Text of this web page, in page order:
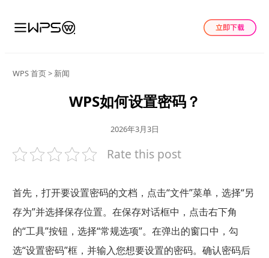
WPS 首页> 新闻
WPS如何设置密码？
2026年3月3日
Rate this post
首先，打开要设置密码的文档，点击“文件”菜单，选择“另
存为”并选择保存位置。在保存对话框中，点击右下角
的“工具”按钮，选择“常规选项”。在弹出的窗口中，勾
选“设置密码”框，并输入您想要设置的密码。确认密码后